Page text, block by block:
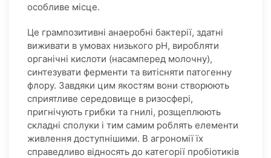
особливе місце.
Це грампозитивні анаеробні бактерії, здатні
виживати в умовах низького pH, виробляти
органічні кислоти (насамперед молочну),
синтезувати ферменти та витісняти патогенну
флору. Завдяки цим якостям вони створюють
сприятливе середовище в ризосфері,
пригнічують грибки та гнилі, розщеплюють
складні сполуки і тим самим роблять елементи
живлення доступнішими. В агрономії їх
справедливо відносять до категорії пробіотиків